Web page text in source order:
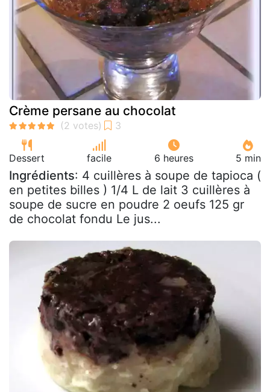
Crème persane au chocolat
Dessert facile 6 heures 5 min
Ingrédients: 4 cuillères à soupe de tapioca (
en petites billes ) 1/4 L de lait 3 cuillères à
soupe de sucre en poudre 2 oeufs 125 gr
de chocolat fondu Le jus...